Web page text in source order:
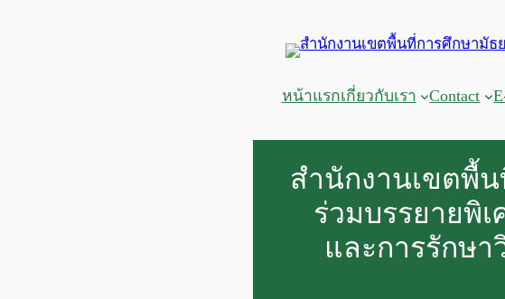
หน้าแรกเกี่ยวกับเรา Contact
สำนักงานเขตพื้
ร่วมบรรยายพิ
และการรักษา